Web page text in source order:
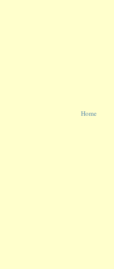
Home